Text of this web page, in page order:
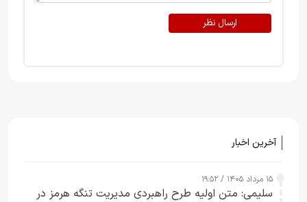
ارسال نظر
آخرین اخبار
۱۵ مرداد ۱۴۰۵ / ۱۹:۵۲
سلیمی: متن اولیه طرح راهبردی مدیریت تنگه هرمز در